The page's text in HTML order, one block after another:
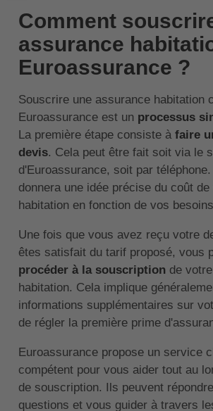
Comment
assurance
Euroassurance ?
Souscrire une assurance habitation
Euroassurance est un processus
La première étape consiste à faire
devis. Cela peut être fait soit via le
d'Euroassurance, soit par
donnera une idée précise du coût
habitation en fonction de vos
Une fois que vous avez reçu votre
êtes satisfait du tarif proposé, vous
procéder à la souscriptionde
habitation. Cela implique
informations supplémentaires sur
de régler la première prime
Euroassurance propose un service
compétent pour vous aider tout au
de souscription. Ils peuvent
questions et vous guider à travers